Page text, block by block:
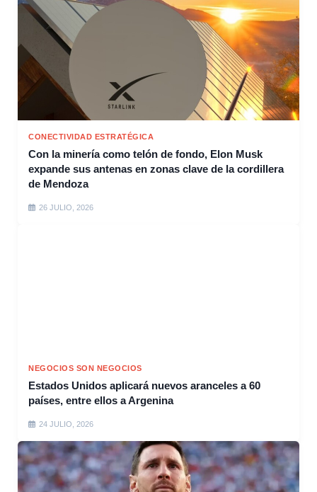
CONECTIVIDAD ESTRATÉGICA
Con la minería como telón de fondo, Elon Musk
expande sus antenas en zonas clave de la cordillera
de Mendoza
26 JULIO, 2026
NEGOCIOS SON NEGOCIOS
Estados Unidos aplicará nuevos aranceles a 60
países, entre ellos a Argenina
24 JULIO, 2026